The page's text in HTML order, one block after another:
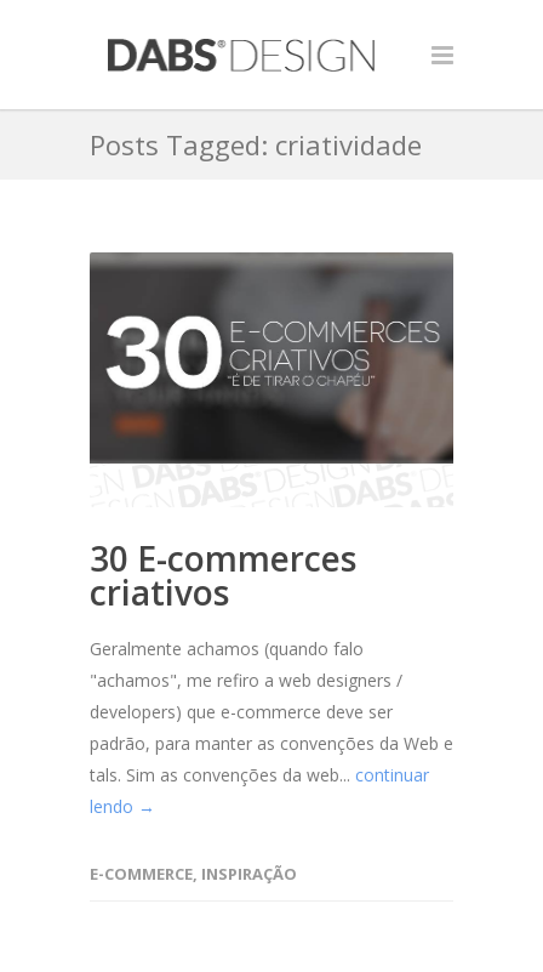
Posts Tagged: criatividade
30 E-commerces
criativos
Geralmente achamos (quando falo
"achamos", me refiro a web designers /
developers) que e-commerce deve ser
padrão, para manter as convenções da Web e
tals. Sim as convenções da web... continuar
lendo →
E-COMMERCE, INSPIRAÇÃO